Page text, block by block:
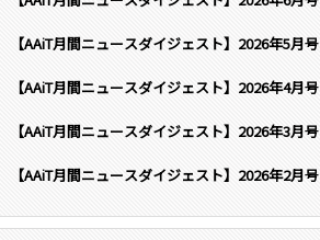
【AAiT月間ニュースダイジェスト】2026年5月号
【AAiT月間ニュースダイジェスト】2026年4月号
【AAiT月間ニュースダイジェスト】2026年3月号
【AAiT月間ニュースダイジェスト】2026年2月号